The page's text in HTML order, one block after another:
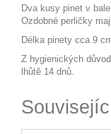
Dva kusy pinet v
Ozdobné perličky
Délka pinety cca 9
Z hygienických
lhůtě 14 dnů.